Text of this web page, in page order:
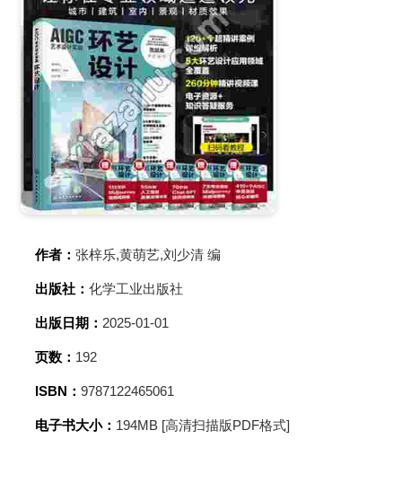
作者： 张梓乐,黄萌艺,刘少清 编
出版社： 化学工业出版社
出版日期： 2025-01-01
页数： 192
ISBN： 9787122465061
电子书大小： 194MB [高清扫描版PDF格式]